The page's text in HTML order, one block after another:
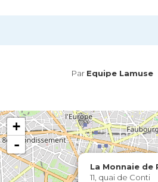
Par Equipe Lamuse
La Monnaie de
11, quai de Conti
+
-